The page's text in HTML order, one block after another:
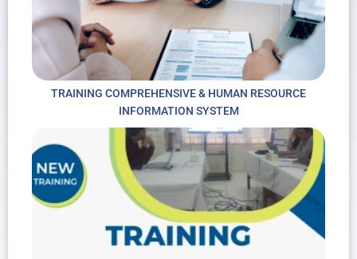
TRAINING COMPREHENSIVE & HUMAN RESOURCE
INFORMATION SYSTEM